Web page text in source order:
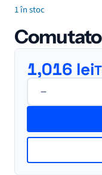
1 în stoc
1,016 lei
−
Comutator
Temperatura